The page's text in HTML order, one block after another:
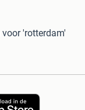
voor 'rotterdam'